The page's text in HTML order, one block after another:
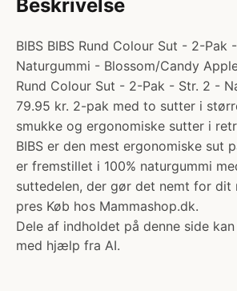
Beskrivelse
BIBS BIBS Rund Colour Sut - 2-Pak
Naturgummi - Blossom/Candy
Rund Colour Sut - 2-Pak - Str. 2 -
79.95 kr. 2-pak med to sutter i
smukke og ergonomiske sutter i
BIBS er den mest ergonomiske sut
er fremstillet i 100% naturgummi
suttedelen, der gør det nemt for dit
pres Køb hos Mammashop.dk.
Dele af indholdet på denne side
med hjælp fra AI.